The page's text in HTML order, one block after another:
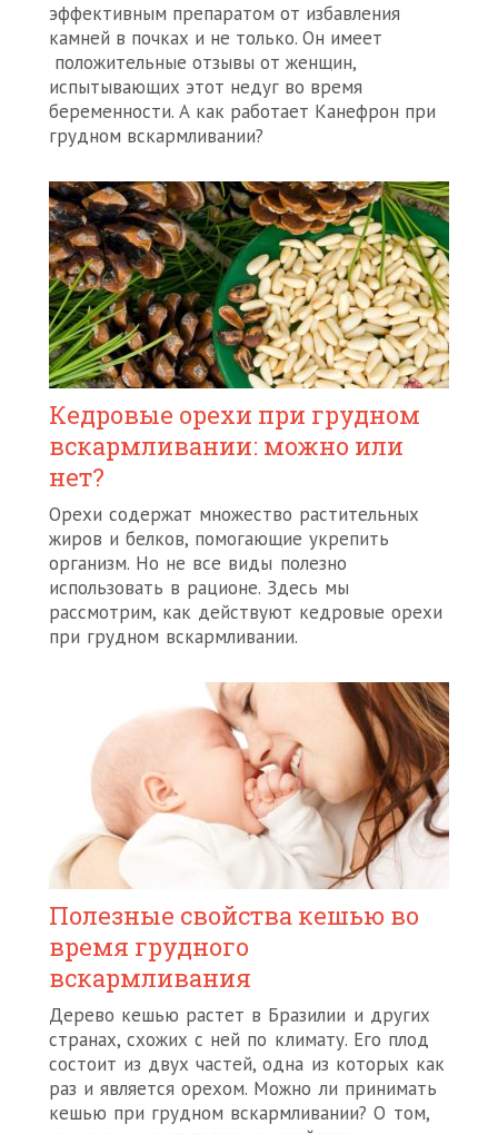
эффективным препаратом от избавления
камней в почках и не только. Он имеет
положительные отзывы от женщин,
испытывающих этот недуг во время
беременности. А как работает Канефрон при
грудном вскармливании?
Кедровые орехи при грудном
вскармливании: можно или
нет?
Орехи содержат множество растительных
жиров и белков, помогающие укрепить
организм. Но не все виды полезно
использовать в рационе. Здесь мы
рассмотрим, как действуют кедровые орехи
при грудном вскармливании.
Полезные свойства кешью во
время грудного
вскармливания
Дерево кешью растет в Бразилии и других
странах, схожих с ней по климату. Его плод
состоит из двух частей, одна из которых как
раз и является орехом. Можно ли принимать
кешью при грудном вскармливании? О том,